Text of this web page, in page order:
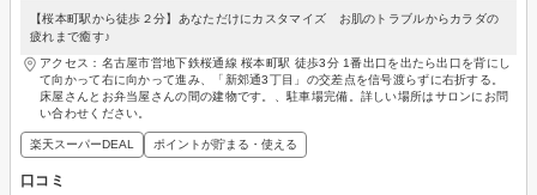
【桜本町駅から徒歩２分】あなただけにカスタマイズ お肌のトラブルからカラダの
疲れまで癒す♪
アクセス：名古屋市営地下鉄桜通線 桜本町駅 徒歩3分 1番出口を出たら出口を背にし
て向かって右に向かって進み、「新郊通3丁目」の交差点を信号渡らずに右折する。
床屋さんとお弁当屋さんの間の建物です。、駐車場完備。詳しい場所はサロンにお問
い合わせください。
楽天スーパーDEAL ポイントが貯まる・使える
口コミ